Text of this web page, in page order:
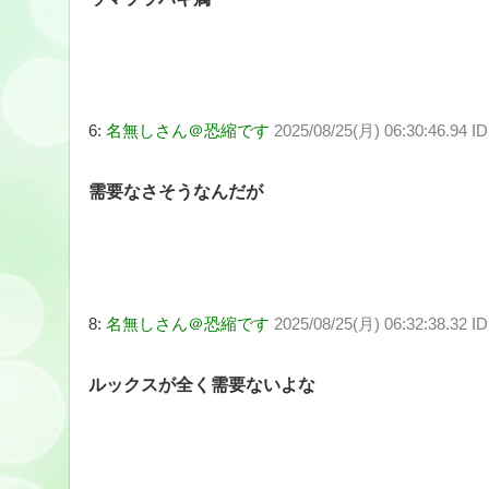
6: 名無しさん＠恐縮です 2025/08/25(月) 06:30:46.94
需要なさそうなんだが
8: 名無しさん＠恐縮です 2025/08/25(月) 06:32:38.32
ルックスが全く需要ないよな